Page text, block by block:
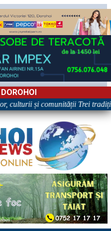
și comunității Trei